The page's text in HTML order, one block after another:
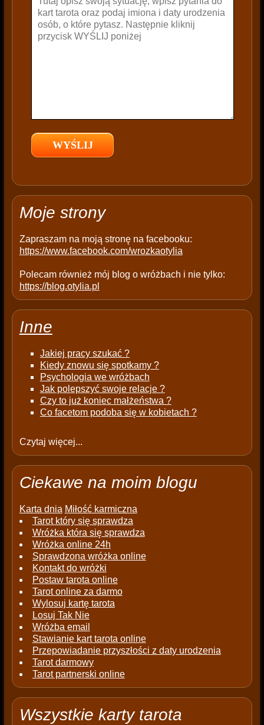
e
e
p
y
Moje strony
Zapraszam na moją stronę na facebooku:
https://www.facebook.com/wrozkaotylia
Polecam również mój blog o wróżbach i nie tylko:
https://blog.otylia.pl
Inne
Jakiej pracy szukać ?
Kiedy znowu się spotkamy ?
Psychologia we wróżbach
Jak polepszyć swoje relacje ?
Czy to już koniec małżeństwa ?
Co facetom podoba się w kobietach ?
Czytaj więcej...
Ciekawe na moim blogu
Karta dnia Miłość karmiczna
Tarot który się sprawdza
Wróżka która się sprawdza
Wróżka online 24h
Sprawdzona wróżka online
Kontakt do wróżki
Postaw tarota online
Tarot online za darmo
Wylosuj kartę tarota
Losuj Tak Nie
Wróżba email
Stawianie kart tarota online
Przepowiadanie przyszłości z daty urodzenia
Tarot darmowy
Tarot partnerski online
Wszystkie karty tarota